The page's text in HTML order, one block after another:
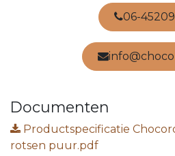
06-
Documenten
Productspecificatie
rotsen puur.pdf